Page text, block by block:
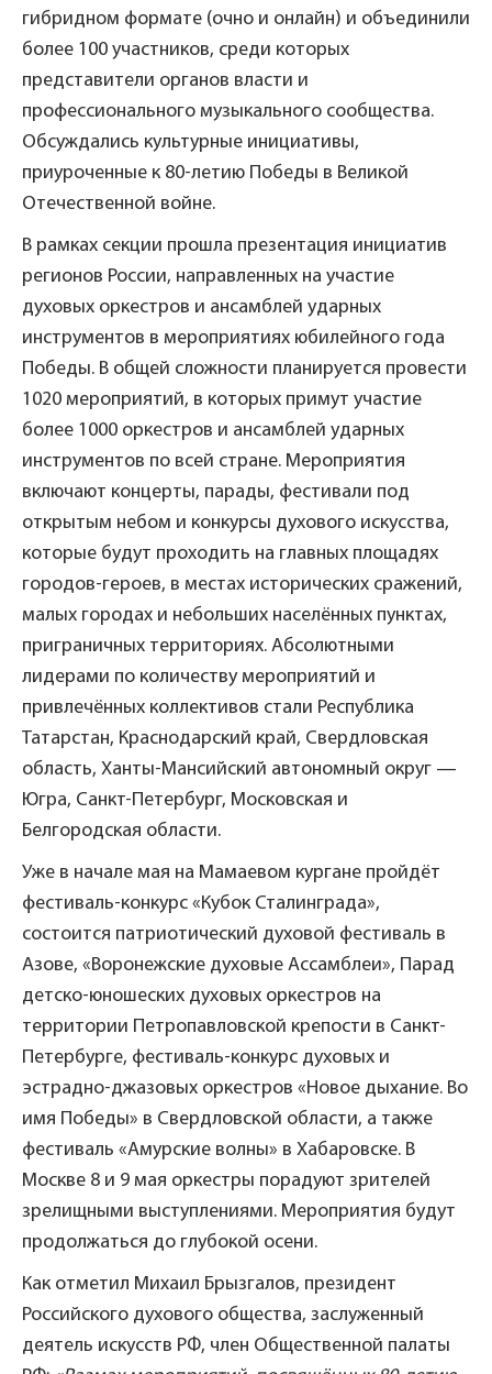
гибридном формате (очно и онлайн) и объединили
более 100 участников, среди которых
представители органов власти и
профессионального музыкального сообщества.
Обсуждались культурные инициативы,
приуроченные к 80-летию Победы в Великой
Отечественной войне.
В рамках секции прошла презентация инициатив
регионов России, направленных на участие
духовых оркестров и ансамблей ударных
инструментов в мероприятиях юбилейного года
Победы. В общей сложности планируется провести
1020 мероприятий, в которых примут участие
более 1000 оркестров и ансамблей ударных
инструментов по всей стране. Мероприятия
включают концерты, парады, фестивали под
открытым небом и конкурсы духового искусства,
которые будут проходить на главных площадях
городов-героев, в местах исторических сражений,
малых городах и небольших населённых пунктах,
приграничных территориях. Абсолютными
лидерами по количеству мероприятий и
привлечённых коллективов стали Республика
Татарстан, Краснодарский край, Свердловская
область, Ханты-Мансийский автономный округ —
Югра, Санкт-Петербург, Московская и
Белгородская области.
Уже в начале мая на Мамаевом кургане пройдёт
фестиваль-конкурс «Кубок Сталинграда»,
состоится патриотический духовой фестиваль в
Азове, «Воронежские духовые Ассамблеи», Парад
детско-юношеских духовых оркестров на
территории Петропавловской крепости в Санкт-
Петербурге, фестиваль-конкурс духовых и
эстрадно-джазовых оркестров «Новое дыхание. Во
имя Победы» в Свердловской области, а также
фестиваль «Амурские волны» в Хабаровске. В
Москве 8 и 9 мая оркестры порадуют зрителей
зрелищными выступлениями. Мероприятия будут
продолжаться до глубокой осени.
Как отметил Михаил Брызгалов, президент
Российского духового общества, заслуженный
деятель искусств РФ, член Общественной палаты